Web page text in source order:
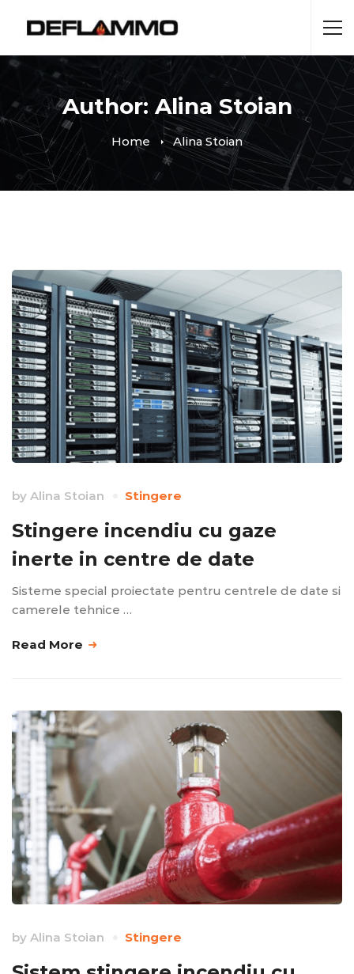
Author:Alina Stoian
Home Alina Stoian
by Alina Stoian Stingere
Stingere incendiu cu gaze
inerte in centre de date
Sisteme special proiectate pentru centrele de date si
camerele tehnice …
Read More
by Alina Stoian Stingere